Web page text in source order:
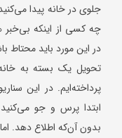
جلوی در خانه پیدا
چه کسی از اینکه بی‌خبر
در این مورد باید محتاط
تحویل یک بسته به
پرداخته‌ایم. در این
ابتدا پرس و جو
بدون آن‌که اطلاع دهد.